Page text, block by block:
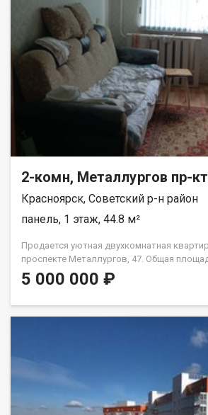
2-комн, Металлургов пр-
Красноярск, Советский р-н район
панель, 1 этаж, 44.8 м²
Продается уютная двухкомнатная
проспекте Металлургов, 47. Общая
жилая площадь — 28 кв. м, кухня — 6 кв. м.
расположена на первом этаже
состоянии, что дает вам возможность
Совмещенный санузел, который можно
своему усмотрению. В шаговой
необходимые объекты инфраструктуры:
сады, клиники и магазины. Это
5 000 000 ₽